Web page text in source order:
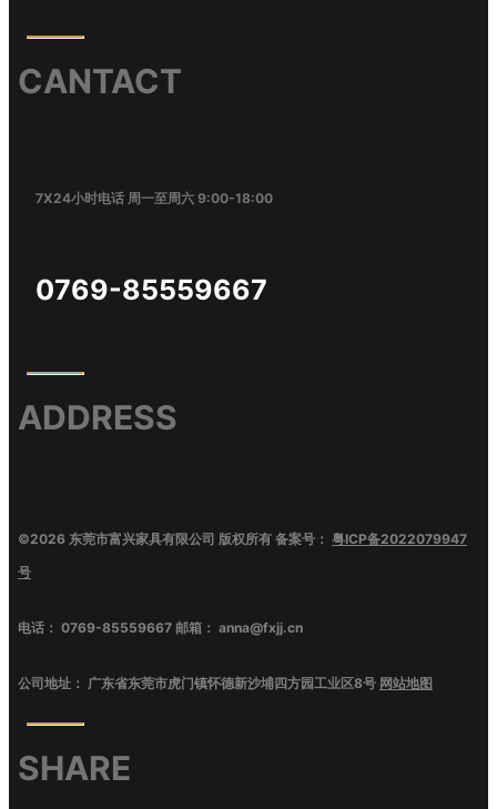
CANTACT
7X24小时电话 周一至周六 9:00-18:00
0769-85559667
ADDRESS
©2026 东莞市富兴家具有限公司 版权所有 备案号： 粤ICP备2022079947
号
电话： 0769-85559667 邮箱： anna@fxjj.cn
公司地址： 广东省东莞市虎门镇怀德新沙埔四方园工业区8号 网站地图
SHARE